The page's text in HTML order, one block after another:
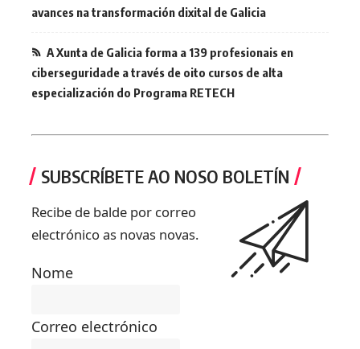
avances na transformación dixital de Galicia
A Xunta de Galicia forma a 139 profesionais en
ciberseguridade a través de oito cursos de alta
especialización do Programa RETECH
SUBSCRÍBETE AO NOSO BOLETÍN
Recibe de balde por correo
electrónico as novas novas.
Nome
Correo electrónico